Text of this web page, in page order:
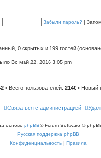
Забыли пароль? |
0 скрытых и 199 гостей
Вс май 22, 2016 3:05 pm
• Всего пользователей: 2140 • Новый
Связаться с администрацией
основе phpBB® Forum Software ©
Русская поддержка phpBB
Конфиденциальность | Правила